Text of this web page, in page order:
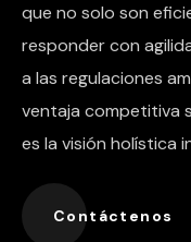
que no solo son
responder con
a las regulaciones
ventaja competitiva
es la visión holística
Contáctenos